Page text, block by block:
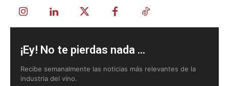
¡Ey! No te pierdas nada ...
Recibe semanalmente las noticias más relevantes de la
industria del vino.